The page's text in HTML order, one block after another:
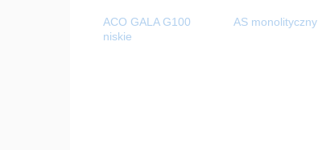
ACO GALA G100
niskie
AS monolityczny